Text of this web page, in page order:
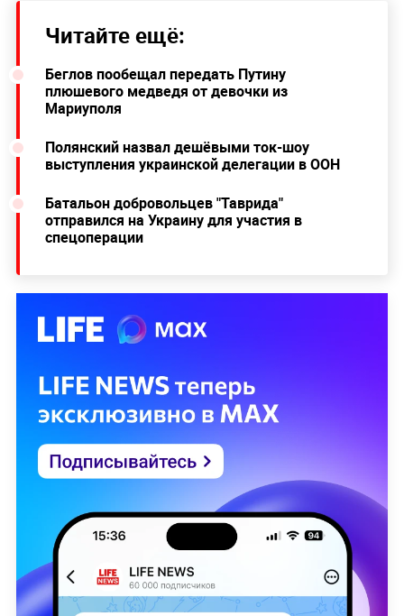
Читайте ещё:
Беглов пообещал передать Путину
плюшевого медведя от девочки из
Мариуполя
Полянский назвал дешёвыми ток-шоу
выступления украинской делегации в ООН
Батальон добровольцев "Таврида"
отправился на Украину для участия в
спецоперации